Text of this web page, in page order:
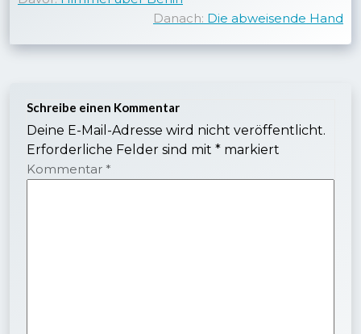
Danach: Die abweisende Hand
Schreibe einen Kommentar
Deine E-Mail-Adresse wird nicht veröffentlicht.
Erforderliche Felder sind mit * markiert
Kommentar *